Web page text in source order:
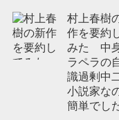
村上春樹
作を要約
みた 中
ラペラの
識過剰中
小説家な
簡単でし